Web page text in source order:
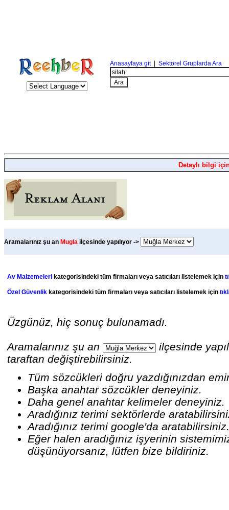
Anasayfaya git| Sektörel Gruplarda Ara
Detaylı bilgi
Aramalarınız şu an Mugla ilçesinde yapılıyor ->
Av Malzemeleri kategorisindeki tüm firmaları veya satıcıları listelemek için
Özel Güvenlik kategorisindeki tüm firmaları veya satıcıları listelemek için
Üzgünüz, hiç sonuç bulunamadı.
Aramalarınız şu an
ilçesinde
taraftan değiştirebilirsiniz.
Tüm sözcükleri doğru yazdığınızdan
Başka anahtar sözcükler deneyiniz.
Daha genel anahtar kelimeler deneyiniz.
Aradığınız terimi sektörlerde
Aradığınız terimi google'da
Eğer halen aradığınız işyerinin
düşünüyorsanız, lütfen bize bildiriniz.